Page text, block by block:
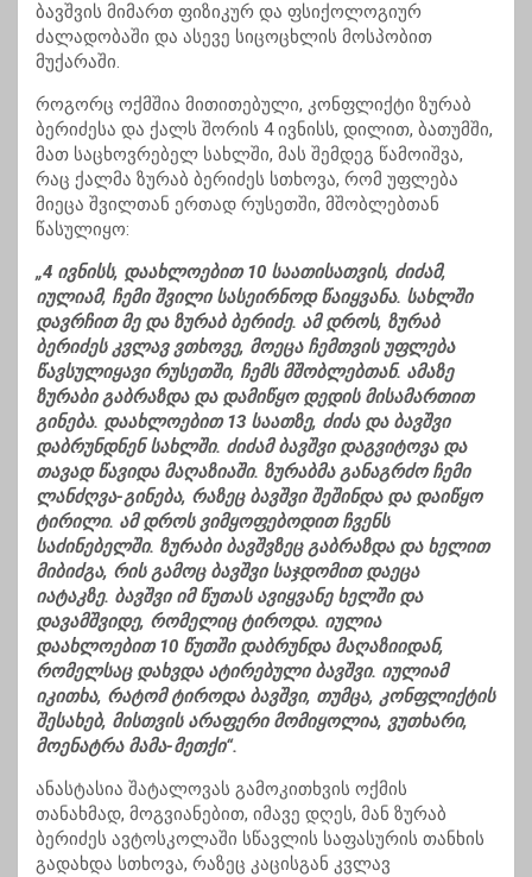
ბავშვის მიმართ ფიზიკურ და ფსიქოლოგიურ
ძალადობაში და ასევე სიცოცხლის მოსპობით
მუქარაში.
როგორც ოქმშია მითითებული, კონფლიქტი ზურაბ
ბერიძესა და ქალს შორის 4 ივნისს, დილით, ბათუმში,
მათ საცხოვრებელ სახლში, მას შემდეგ წამოიშვა,
რაც ქალმა ზურაბ ბერიძეს სთხოვა, რომ უფლება
მიეცა შვილთან ერთად რუსეთში, მშობლებთან
წასულიყო:
„4 ივნისს, დაახლოებით 10 საათისათვის, ძიძამ,
იულიამ, ჩემი შვილი სასეირნოდ წაიყვანა. სახლში
დავრჩით მე და ზურაბ ბერიძე. ამ დროს, ზურაბ
ბერიძეს კვლავ ვთხოვე, მოეცა ჩემთვის უფლება
წავსულიყავი რუსეთში, ჩემს მშობლებთან. ამაზე
ზურაბი გაბრაზდა და დამიწყო დედის მისამართით
გინება. დაახლოებით 13 საათზე, ძიძა და ბავშვი
დაბრუნდნენ სახლში. ძიძამ ბავშვი დაგვიტოვა და
თავად წავიდა მაღაზიაში. ზურაბმა განაგრძო ჩემი
ლანძღვა-გინება, რაზეც ბავშვი შეშინდა და დაიწყო
ტირილი. ამ დროს ვიმყოფებოდით ჩვენს
საძინებელში. ზურაბი ბავშვზეც გაბრაზდა და ხელით
მიბიძგა, რის გამოც ბავშვი საჯდომით დაეცა
იატაკზე. ბავშვი იმ წუთას ავიყვანე ხელში და
დავამშვიდე, რომელიც ტიროდა. იულია
დაახლოებით 10 წუთში დაბრუნდა მაღაზიიდან,
რომელსაც დახვდა ატირებული ბავშვი. იულიამ
იკითხა, რატომ ტიროდა ბავშვი, თუმცა, კონფლიქტის
შესახებ, მისთვის არაფერი მომიყოლია, ვუთხარი,
მოენატრა მამა-მეთქი“.
ანასტასია შატალოვას გამოკითხვის ოქმის
თანახმად, მოგვიანებით, იმავე დღეს, მან ზურაბ
ბერიძეს ავტოსკოლაში სწავლის საფასურის თანხის
გადახდა სთხოვა, რაზეც კაცისგან კვლავ